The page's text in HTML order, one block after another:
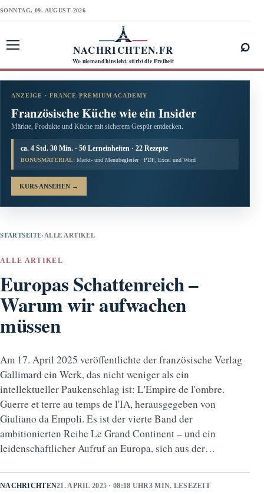
SONNTAG, 09. AUGUST 2026
NACHRICHTEN.FR
Wo niemand hinsieht, stirbt die Freiheit
⌕
ANZEIGE · FRANCE PREMIUM ACADEMY
Französische Küche wie ein Insider
Märkte, Produkte und Küche mit sicherem Gespür entdecken.
ca. 4 Std. 30 Min. · 50 Lerneinheiten · 22 Rezepte
BONUSMATERIAL: Markt- und Menübegleiter · PDF, Excel und Word
KURS ANSEHEN →
STARTSEITE› ALLE ARTIKEL
ALLE ARTIKEL
Europas Schattenreich –
Warum wir aufwachen
müssen
Am 17. April 2025 veröffentlichte der französische Verlag
Gallimard ein Werk, das nicht weniger als ein
intellektueller Paukenschlag ist: L'Empire de l'ombre.
Guerre et terre au temps de l'IA, herausgegeben von
Giuliano da Empoli. Es ist der vierte Band der
ambitionierten Reihe Le Grand Continent – und ein
leidenschaftlicher Aufruf an Europa, sich aus der…
NACHRICHTEN21. APRIL 2025 · 08:18 UHR3 MIN. LESEZEIT